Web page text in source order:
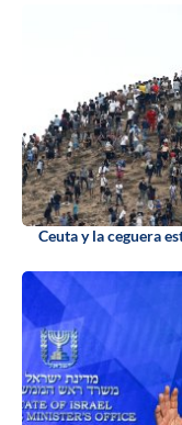
Ceuta y la ceguera